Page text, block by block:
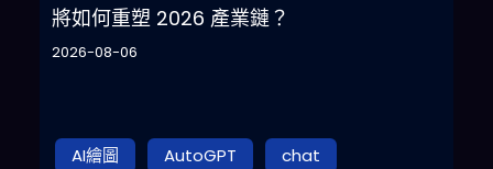
將如何重塑 2026 產業鏈？
2026-08-06
AI繪圖 AutoGPT
chat